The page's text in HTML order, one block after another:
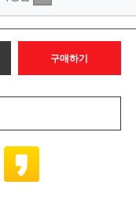
구매하기